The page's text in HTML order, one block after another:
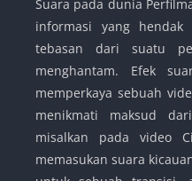
Suara pada dunia
informasi yang
tebasan dari suatu
menghantam. Efek
memperkaya sebuah
menikmati maksud
misalkan pada video
memasukan suara